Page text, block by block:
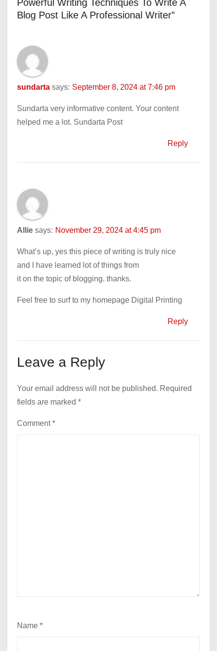
Powerful Writing Techniques To Write A
Blog Post Like A Professional Writer”
sundarta says: September 8, 2024 at 7:46 pm
Sundarta very informative content. Your content
helped me a lot. Sundarta Post
Reply
Allie says: November 29, 2024 at 4:45 pm
What’s up, yes this piece of writing is truly nice
and I have learned lot of things from
it on the topic of blogging. thanks.
Feel free to surf to my homepage Digital Printing
Reply
Leave a Reply
Your email address will not be published. Required
fields are marked *
Comment*
Name *